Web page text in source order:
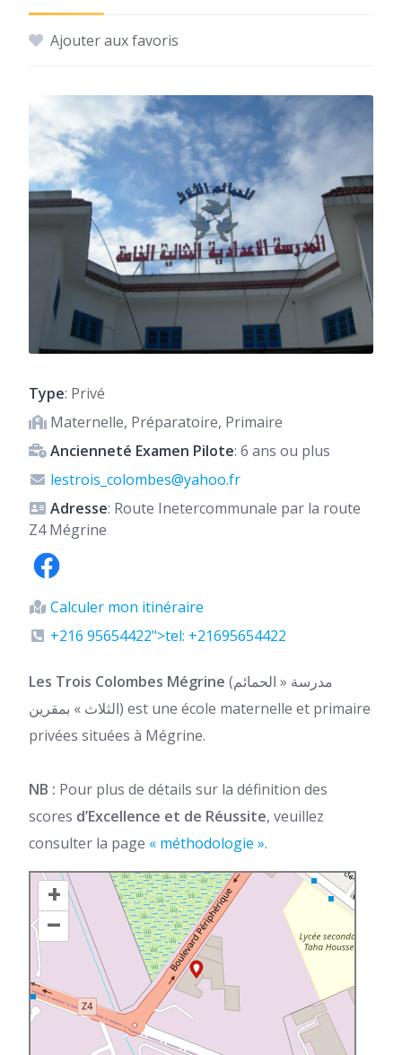
Ajouter aux favoris
Type: Privé
Maternelle, Préparatoire, Primaire
Ancienneté Examen Pilote: 6 ans ou plus
lestrois_colombes@yahoo.fr
Adresse: Route Inetercommunale par la route
Z4 Mégrine
Calculer mon itinéraire
+216 95654422">tel: +21695654422
Les Trois Colombes Mégrine (مدرسة « الحمائم
الثلاث » بمقرين) est une école maternelle et primaire
privées situées à Mégrine.
NB : Pour plus de détails sur la définition des
scores d’Excellence et de Réussite, veuillez
consulter la page « méthodologie ».
+
–